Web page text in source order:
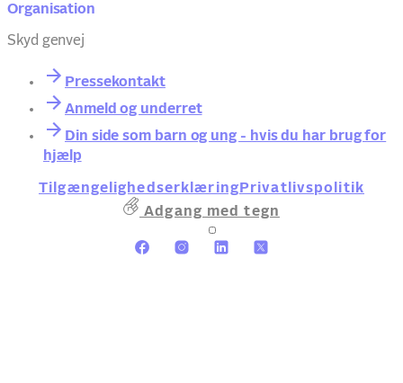
Organisation
Skyd genvej
Pressekontakt
Anmeld og underret
Din side som barn og ung - hvis du har brug for
hjælp
Tilgængelighedserklæring Privatlivspolitik
Adgang med tegn